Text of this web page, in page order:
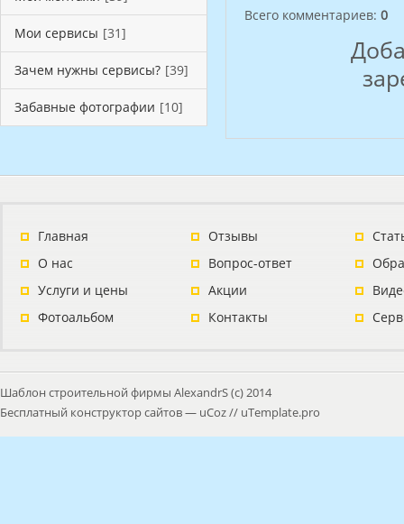
Мои сервисы [31]
Зачем нужны сервисы? [39]
Забавные фотографии [10]
Всего комментариев: 0
Главная
О нас
Услуги и цены
Фотоальбом
Отзывы
Вопрос-ответ
Акции
Контакты
Шаблон строительной фирмы AlexandrS (с) 2014
Бесплатный конструктор сайтов— uCoz// uTemplate.pro